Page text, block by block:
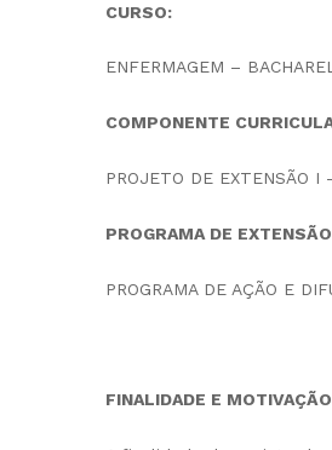
CURSO:
ENFERMAGEM –
COMPONENTE
PROJETO DE EXTENSÃO I
PROGRAMA DE
PROGRAMA DE AÇÃO E
FINALIDADE E